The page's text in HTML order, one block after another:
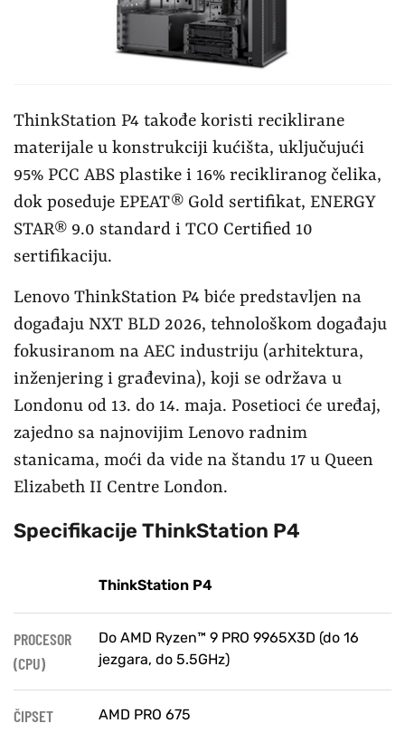
ThinkStation P4 takođe koristi reciklirane
materijale u konstrukciji kućišta, uključujući
95% PCC ABS plastike i 16% recikliranog čelika,
dok poseduje EPEAT® Gold sertifikat, ENERGY
STAR® 9.0 standard i TCO Certified 10
sertifikaciju.
Lenovo ThinkStation P4 biće predstavljen na
događaju NXT BLD 2026, tehnološkom događaju
fokusiranom na AEC industriju (arhitektura,
inženjering i građevina), koji se održava u
Londonu od 13. do 14. maja. Posetioci će uređaj,
zajedno sa najnovijim Lenovo radnim
stanicama, moći da vide na štandu 17 u Queen
Elizabeth II Centre London.
Specifikacije ThinkStation P4
ThinkStation P4
PROCESOR
(CPU)
Do AMD Ryzen™ 9 PRO 9965X3D (do 16
jezgara, do 5.5GHz)
ČIPSET AMD PRO 675